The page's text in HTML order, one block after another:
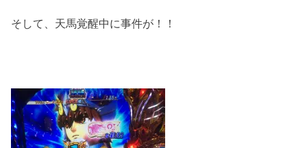
そして、天馬覚醒中に事件が！！